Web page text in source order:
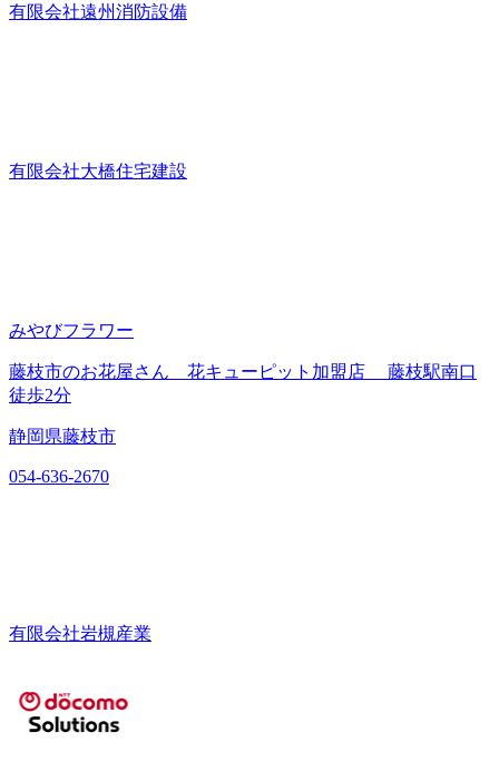
有限会社遠州消防設備
有限会社大橋住宅建設
みやびフラワー
藤枝市のお花屋さん 花キューピット加盟店 藤枝駅南口
徒歩2分
静岡県藤枝市
054-636-2670
有限会社岩槻産業